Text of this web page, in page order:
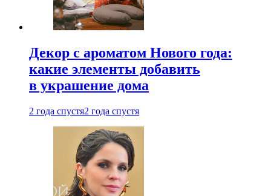
Декор с ароматом Нового года:
какие элементы добавить
в украшение дома
2 года спустя2 года спустя